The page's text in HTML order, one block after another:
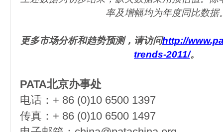
率及增幅均为年度同比数据
更多市场分析和趋势预测， 请访问http://
trends-2011/。
PATA北京办事处
电话：+ 86 (0)10 6500 1397
传真：+ 86 (0)10 6500 1497